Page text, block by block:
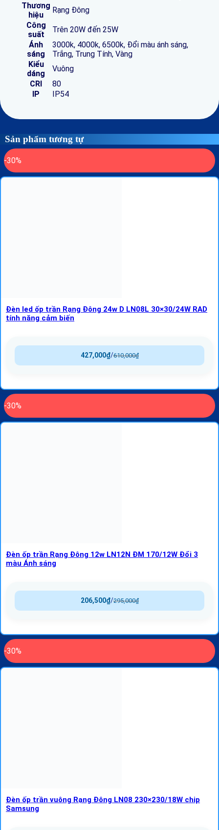
Thương
hiệu
Rạng Đông
Công
suất
Trên 20W đến 25W
Ánh
sáng
3000k, 4000k, 6500k, Đổi màu ánh sáng,
Trắng, Trung Tính, Vàng
Kiểu
dáng
Vuông
CRI
80
IP
IP54
Sản phẩm tương tự
-30%
Đèn led ốp trần Rạng Đông 24w D LN08L 30×30/24W RAD
tính năng cảm biến
610,000₫
/
427,000₫
-30%
Đèn ốp trần Rạng Đông 12w LN12N ĐM 170/12W Đổi 3
màu Ánh sáng
295,000₫
/
206,500₫
-30%
Đèn ốp trần vuông Rạng Đông LN08 230×230/18W chip
Samsung